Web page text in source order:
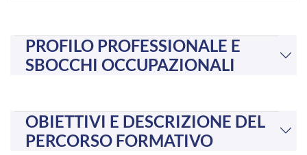
PROFILO PROFESSIONALE E
SBOCCHI OCCUPAZIONALI
OBIETTIVI E DESCRIZIONE DEL
PERCORSO FORMATIVO